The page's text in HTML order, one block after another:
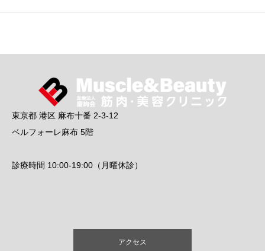
東京都 港区 麻布十番 2-3-12
ベルフォーレ麻布 5階
診療時間 10:00-19:00（月曜休診）
アクセス